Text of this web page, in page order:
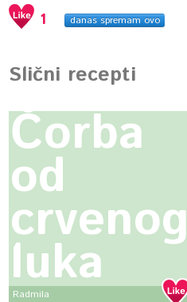
1 danas spremam ovo
Slični recepti
Čorba
od
crvenog
luka
Radmila